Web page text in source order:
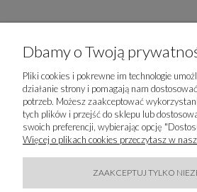
ZAPISZ
Dbamy o Twoją
Pliki cookies i pokrewne im technologie
działanie strony i pomagają nam
potrzeb. Możesz zaakceptować
tych plików i przejść do sklepu lub
swoich preferencji, wybierając opcję
Więcej o plikach cookies przeczytasz w
ZAAKCEPTUJ TYLKO